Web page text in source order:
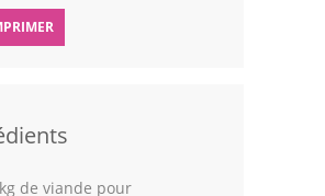
Orientales
marocaine
de viande pour